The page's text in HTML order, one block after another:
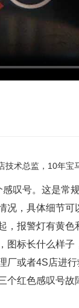
叹号。这是常
况，具体细节
，报警灯有黄
标长什么样
厂或者4S店进
红色感叹号故